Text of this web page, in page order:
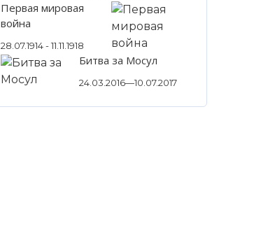
Первая мировая
война
28.07.1914 - 11.11.1918
Битва за Мосул
24.03.2016—10.07.2017